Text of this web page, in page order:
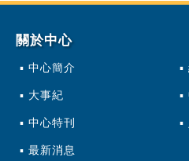
關於中心
中心簡介
大事紀
中心特刊
最新消息